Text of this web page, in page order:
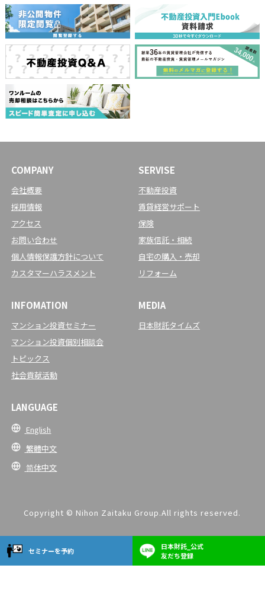
セミナーを予約
日本財託_公式
友だち登録
COMPANY
会社概要
採用情報
アクセス
お問い合わせ
個人情報保護方針について
カスタマーハラスメント
SERVISE
不動産投資
賃貸経営サポート
保険
家族信託・相続
自宅の購入・売却
リフォーム
INFOMATION
マンション投資セミナー
マンション投資個別相談会
トピックス
社会貢献活動
MEDIA
日本財託タイムズ
LANGUAGE
English
繁體中文
简体中文
Copyright © Nihon Zaitaku Group.All rights reserved.